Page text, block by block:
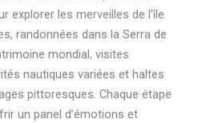
explorer les merveilles de l’île
randonnées dans la Serra de
mondial, visites
nautiques variées et haltes
pittoresques. Chaque étape
un panel d’émotions et